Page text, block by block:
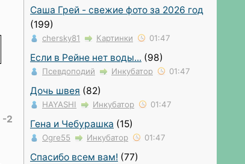
-2
Саша Грей - свежие фото за 2026 год
(199)
chersky81 Картинки 01:47
Если в Рейне нет воды... (98)
Псевдоподий Инкубатор 01:47
Дочь швея (82)
HAYASHI Инкубатор 01:47
Гена и Чебурашка (15)
Ogre55 Инкубатор 01:47
Спасибо всем вам! (77)